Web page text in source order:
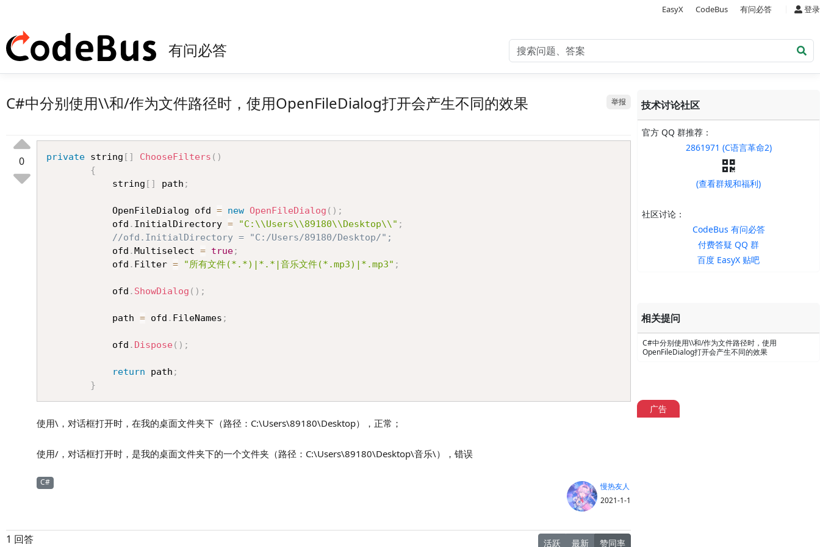
EasyX CodeBus 有问必答 登录
有问必答
举报
C#中分别使用\\和/作为文件路径时，使用OpenFileDialog打开会产生不同的效果
0 private string [ ] ChooseFilters ( )
{
            string
[ ] path ;
            OpenFileDialog ofd
= new OpenFileDialog ( ) ;
            ofd
. InitialDirectory = "C:\\Users\\89180\\Desktop\\" ;
//ofd.InitialDirectory = "C:/Users/89180/Desktop/";
            ofd
.Multiselect = true;
            ofd
. Filter = "所有文件(*.*)|*.*|音乐文件(*.mp3)|*.mp3" ;
            ofd
. ShowDialog ( ) ;
            path
= ofd . FileNames ;
            ofd
. Dispose( ) ;
return path ;
}
使用\，对话框打开时，在我的桌面文件夹下（路径：C:\Users\89180\Desktop），正常；
使用/，对话框打开时，是我的桌面文件夹下的一个文件夹（路径：C:\Users\89180\Desktop\音乐\），错误
C#
慢热友人
2021-1-1
1 回答 活跃 最新 赞同率
技术讨论社区
官方 QQ 群推荐：
2861971 (C语言革命2)
(查看群规和福利)
社区讨论：
CodeBus 有问必答
付费答疑 QQ 群
百度 EasyX 贴吧
相关提问
C#中分别使用\\和/作为文件路径时，使用
OpenFileDialog打开会产生不同的效果
广告